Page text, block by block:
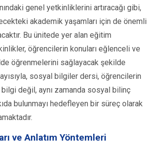
genel yetkinliklerini artıracağı gibi,
akademik yaşamları için de önemli
Bu ünitede yer alan eğitim
öğrencilerin konuları eğlenceli ve
öğrenmelerini sağlayacak şekilde
sosyal bilgiler dersi, öğrencilerin
değil, aynı zamanda sosyal bilinç
bulunmayı hedefleyen bir süreç olarak
ve Anlatım Yöntemleri